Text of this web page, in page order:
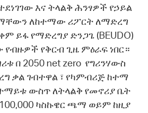
እና ትላልቅ ሕንፃዎች የኃይል
ለከተማው ሪፖርት ለማድረግ
ይፋ የማድረግያ ድንጋጌ (BEUDO)
የቅርብ ጊዜ ምዕራፍ ነበር።
በ 2050 net zero የግሪንሃውስ
ቃል ገብተዋል ፣ የካምብሪጅ ከተማ
ውስጥ ለትላልቅ የመኖሪያ ቤት
ካስኩዌር ጫማ ወይም ከዚያ